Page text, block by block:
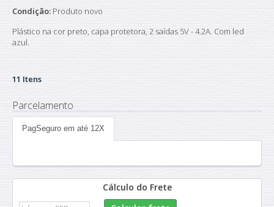
Condição: Produto novo
Plástico na cor preto, capa protetora, 2 saídas 5V - 4.2A. Com led
azul.
11 Itens
Parcelamento
PagSeguro em até 12X
Cálculo do Frete